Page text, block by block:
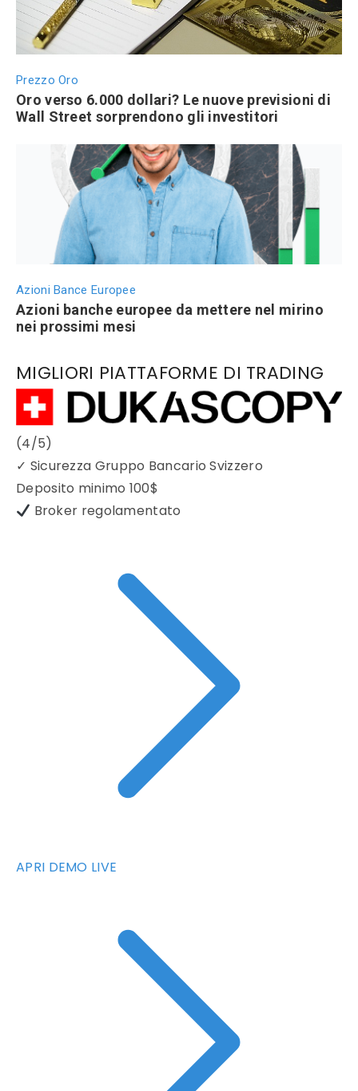
Prezzo Oro
Oro verso 6.000 dollari? Le nuove previsioni di
Wall Street sorprendono gli investitori
Azioni Bance Europee
Azioni banche europee da mettere nel mirino
nei prossimi mesi
MIGLIORI PIATTAFORME DI TRADING
(4/5)
✓ Sicurezza Gruppo Bancario Svizzero
Deposito minimo 100$
Broker regolamentato
APRI DEMO LIVE